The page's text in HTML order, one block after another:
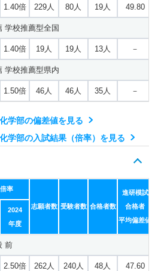
1.40倍 229人 80人 19人 49.80
校推薦型全国
1.40倍 19人 19人 13人 －
校推薦型県内
1.50倍 46人 46人 35人 －
学部の偏差値を見る
学部の入試結果（倍率）を見る
率
志願者数 受験者数 合格者数
進研模試
合格者
平均偏差値
2024
年度
前
2.50倍 262人 240人 48人 47.60